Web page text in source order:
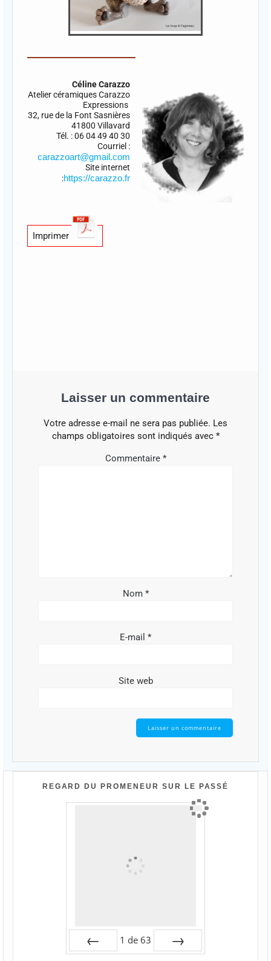
Céline Carazzo
Atelier céramiques Carazzo
Expressions
32, rue de la Font Sasnières
41800 Villavard
Tél. : 06 04 49 40 30
Courriel :
carazzoart@gmail.com
Site internet
:https://carazzo.fr
Imprimer
Laisser un commentaire
Votre adresse e-mail ne sera pas publiée. Les
champs obligatoires sont indiqués avec *
Commentaire *
Nom *
E-mail *
Site web
REGARD DU PROMENEUR SUR LE PASSÉ
1 de 63